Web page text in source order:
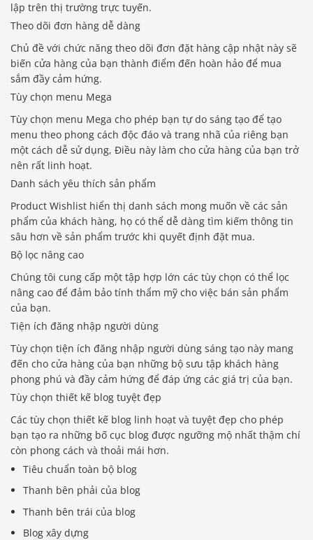
lập trên thị trường trực tuyến.
Theo dõi đơn hàng dễ dàng
Chủ đề với chức năng theo dõi đơn đặt hàng cập nhật này sẽ
biến cửa hàng của bạn thành điểm đến hoàn hảo để mua
sắm đầy cảm hứng.
Tùy chọn menu Mega
Tùy chọn menu Mega cho phép bạn tự do sáng tạo để tạo
menu theo phong cách độc đáo và trang nhã của riêng bạn
một cách dễ sử dụng, Điều này làm cho cửa hàng của bạn trở
nên rất linh hoạt.
Danh sách yêu thích sản phẩm
Product Wishlist hiển thị danh sách mong muốn về các sản
phẩm của khách hàng, họ có thể dễ dàng tìm kiếm thông tin
sâu hơn về sản phẩm trước khi quyết định đặt mua.
Bộ lọc nâng cao
Chúng tôi cung cấp một tập hợp lớn các tùy chọn có thể lọc
nâng cao để đảm bảo tính thẩm mỹ cho việc bán sản phẩm
của bạn.
Tiện ích đăng nhập người dùng
Tùy chọn tiện ích đăng nhập người dùng sáng tạo này mang
đến cho cửa hàng của bạn những bộ sưu tập khách hàng
phong phú và đầy cảm hứng để đáp ứng các giá trị của bạn.
Tùy chọn thiết kế blog tuyệt đẹp
Các tùy chọn thiết kế blog linh hoạt và tuyệt đẹp cho phép
bạn tạo ra những bố cục blog được ngưỡng mộ nhất thậm chí
còn phong cách và thoải mái hơn.
Tiêu chuẩn toàn bộ blog
Thanh bên phải của blog
Thanh bên trái của blog
Blog xây dựng